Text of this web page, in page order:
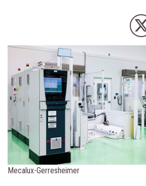
Mecalux-Gerresheimer